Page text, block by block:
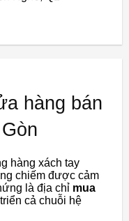
hàng bán
hàng xách tay
chiếm được cảm
là địa chỉ mua
cả chuỗi hệ